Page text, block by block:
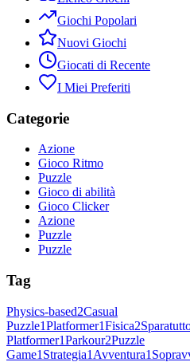
Giochi Popolari
Nuovi Giochi
Giocati di Recente
I Miei Preferiti
Categorie
Azione
Gioco Ritmo
Puzzle
Gioco di abilità
Gioco Clicker
Azione
Puzzle
Puzzle
Tag
Physics-based2Casual
Puzzle1Platformer1Fisica2
Platformer1Parkour2Puzzle
Game1 Strategia1 Avventura1